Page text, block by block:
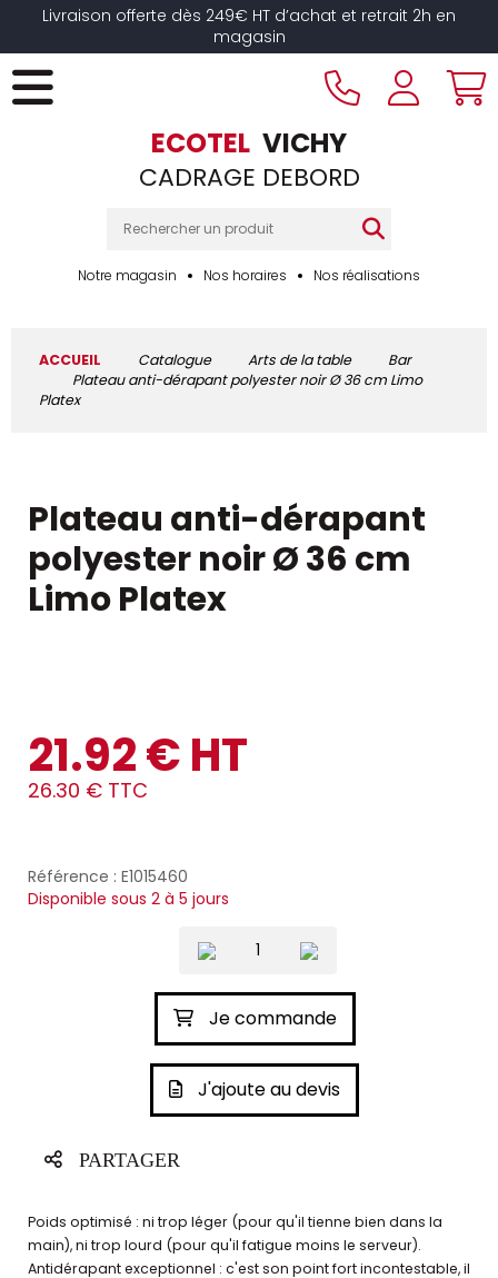
Livraison offerte dès 249€ HT d’achat et retrait 2h en
magasin
ECOTEL VICHY
CADRAGE DEBORD
Notre magasin Nos horaires Nos réalisations
ACCUEIL Catalogue Arts de la table
Bar
Plateau anti-dérapant polyester noir Ø 36 cm Limo
Platex
Plateau anti-dérapant
polyester noir Ø 36 cm
Limo Platex
21.92 € HT
26.30 € TTC
Référence : E1015460
Disponible sous 2 à 5 jours
Je commande
J'ajoute au devis
PARTAGER
Poids optimisé : ni trop léger (pour qu'il tienne bien dans la
main), ni trop lourd (pour qu'il fatigue moins le serveur).
Antidérapant exceptionnel : c'est son point fort incontestable, il